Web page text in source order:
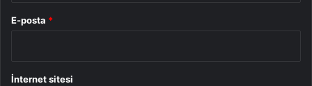
E-posta *
İnternet sitesi